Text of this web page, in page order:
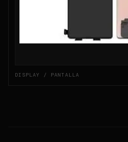
DISPLAY / PANTALLA